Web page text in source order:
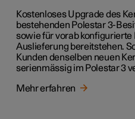
Kostenloses Upgrade des
bestehenden Polestar 3-
sowie für vorab konfigurierte
Auslieferung bereitstehen.
Kunden denselben neuen
serienmässig im Polestar 3
Mehr erfahren